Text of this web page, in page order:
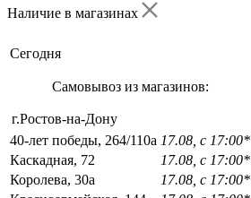
Наличие в магазинах
Сегодня
Самовывоз из магазинов:
г.Ростов-на-Дону
40-лет победы, 264/110а 17.08, с 17:00*
Каскадная, 72
17.08, с 17:00*
Королева, 30а
17.08, с 17:00*